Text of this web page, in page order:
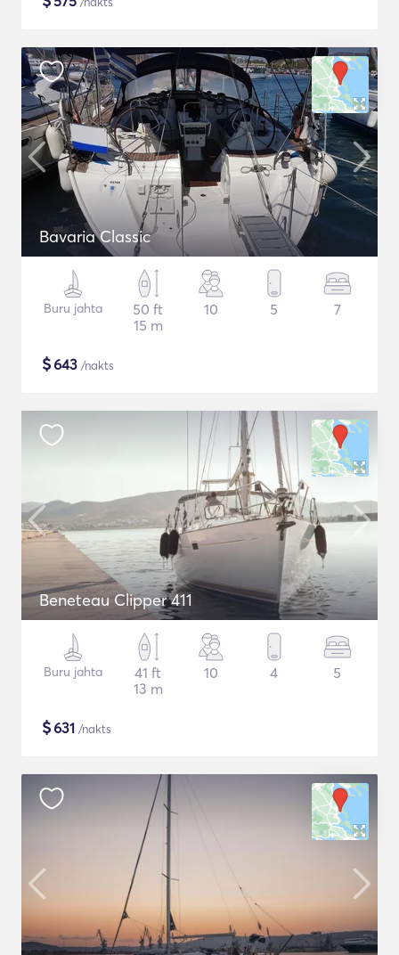
Bavaria Classic
Buru jahta
50 ft
15 m
10 5 7
$643 /nakts
Beneteau Clipper 411
Buru jahta
41 ft
13 m
10 4 5
$631 /nakts